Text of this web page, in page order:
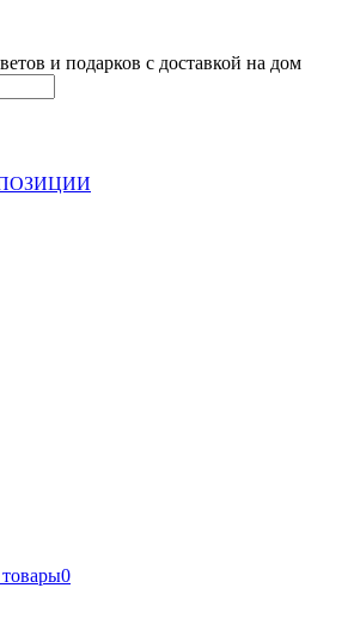
и подарков с доставкой на дом
0